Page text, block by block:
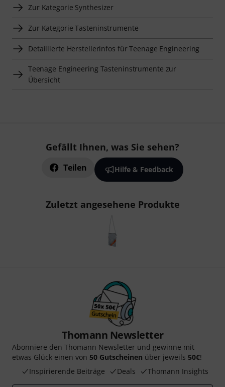
Zur Kategorie Synthesizer
Zur Kategorie Tasteninstrumente
Detaillierte Herstellerinfos für Teenage Engineering
Teenage Engineering Tasteninstrumente zur
Übersicht
Gefällt Ihnen, was Sie sehen?
Teilen Hilfe & Feedback
Zuletzt angesehene Produkte
Thomann Newsletter
Abonniere den Thomann Newsletter und gewinne mit
etwas Glück einen von 50 Gutscheinen über jeweils 50€!
Inspirierende Beiträge
Deals Thomann Insights